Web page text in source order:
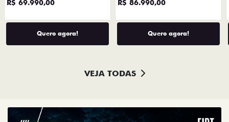
R$ 69.990,00
Quero agora!
R$ 86.990,00
Quero agora!
VEJA TODAS